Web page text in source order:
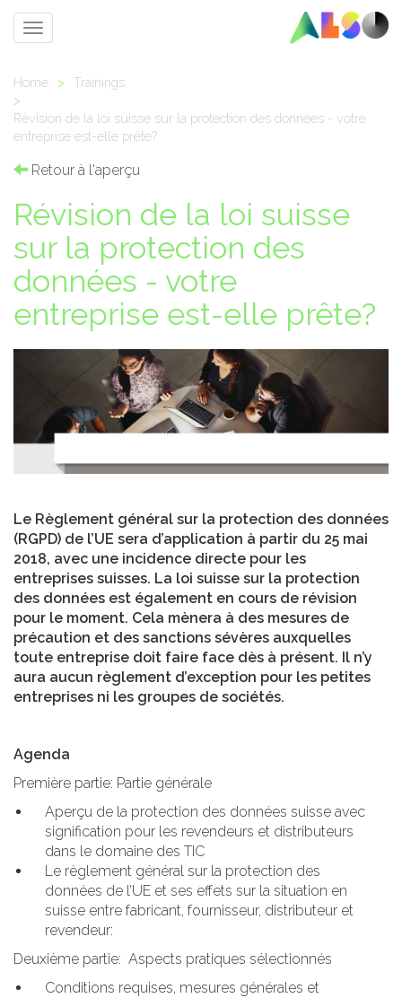
Toggle
Home >
Trainings
>
Révision de la loi suisse sur la protection des données - votre
entreprise est-elle prête?
Retour à l'aperçu
Révision de la loi suisse
sur la protection des
données - votre
entreprise est-elle prête?
Le Règlement général sur la protection des données
(RGPD) de l’UE sera d’application à partir du 25 mai
2018, avec une incidence directe pour les
entreprises suisses. La loi suisse sur la protection
des données est également en cours de révision
pour le moment. Cela mènera à des mesures de
précaution et des sanctions sévères auxquelles
toute entreprise doit faire face dès à présent. Il n’y
aura aucun règlement d’exception pour les petites
entreprises ni les groupes de sociétés.
Agenda
Première partie: Partie générale
Aperçu de la protection des données suisse avec
signification pour les revendeurs et distributeurs
dans le domaine des TIC
Le règlement général sur la protection des
données de l’UE et ses effets sur la situation en
suisse entre fabricant, fournisseur, distributeur et
revendeur:
Deuxième partie: Aspects pratiques sélectionnés
Conditions requises, mesures générales et